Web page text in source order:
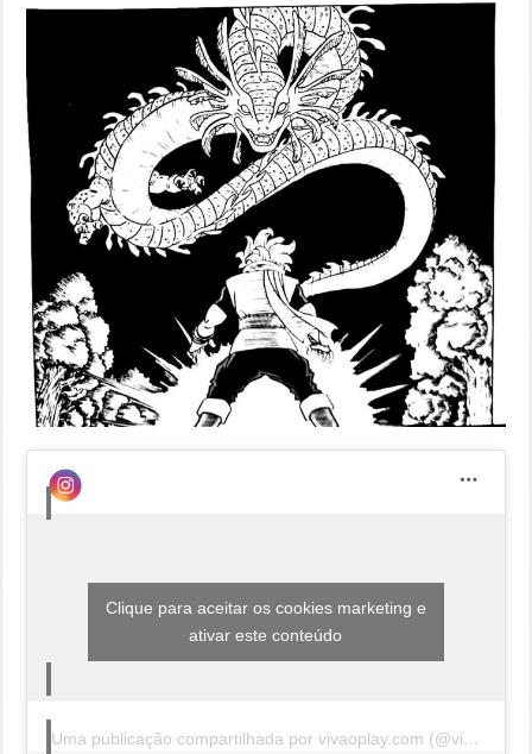
Uma publicação compartilhada por vivaoplay.com (@vivaoplay)
Clique para aceitar os cookies marketing e
ativar este conteúdo